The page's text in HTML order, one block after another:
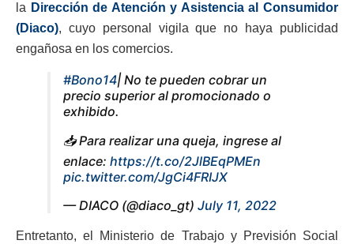
la Dirección de Atención y Asistencia al Consumidor
(Diaco), cuyo personal vigila que no haya publicidad
engañosa en los comercios.
#Bono14| No te pueden cobrar un
precio superior al promocionado o
exhibido.
📥 Para realizar una queja, ingrese al
enlace: https://t.co/2JlBEqPMEn
pic.twitter.com/JgCi4FRIJX
— DIACO (@diaco_gt) July 11, 2022
Entretanto, el Ministerio de Trabajo y Previsión Social